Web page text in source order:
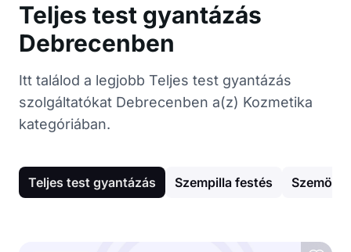
Teljes test gyantázás
Debrecenben
Itt találod a legjobb Teljes test gyantázás
szolgáltatókat Debrecenben a(z) Kozmetika
kategóriában.
Teljes test gyantázás Szempilla festés